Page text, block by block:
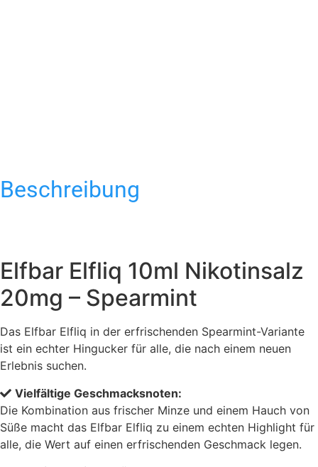
Beschreibung
Elfbar Elfliq 10ml Nikotinsalz
20mg – Spearmint
Das Elfbar Elfliq in der erfrischenden Spearmint-Variante
ist ein echter Hingucker für alle, die nach einem neuen
Erlebnis suchen.
Vielfältige Geschmacksnoten:
Die Kombination aus frischer Minze und einem Hauch von
Süße macht das Elfbar Elfliq zu einem echten Highlight für
alle, die Wert auf einen erfrischenden Geschmack legen.